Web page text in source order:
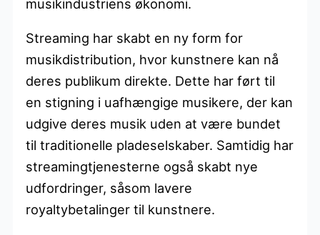
musikindustriens økonomi.
Streaming har skabt en ny form for
musikdistribution, hvor kunstnere kan nå
deres publikum direkte. Dette har ført til
en stigning i uafhængige musikere, der kan
udgive deres musik uden at være bundet
til traditionelle pladeselskaber. Samtidig har
streamingtjenesterne også skabt nye
udfordringer, såsom lavere
royaltybetalinger til kunstnere.